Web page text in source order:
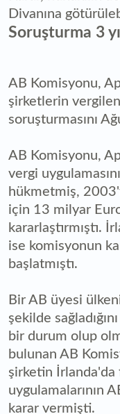
Divanına
Soruşturma 3
AB Komisyonu,
şirketlerin
soruşturmasını
AB Komisyonu,
vergi
hükmetmiş,
için 13 milyar
kararlaştırmıştı.
ise komisyonun
başlatmıştı.
Bir AB üyesi
şekilde
bir durum olup
bulunan AB
şirketin İrlanda'da
uygulamalarının
karar vermişti.